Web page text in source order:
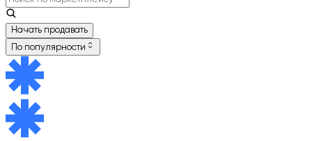
Начать продавать
По популярности